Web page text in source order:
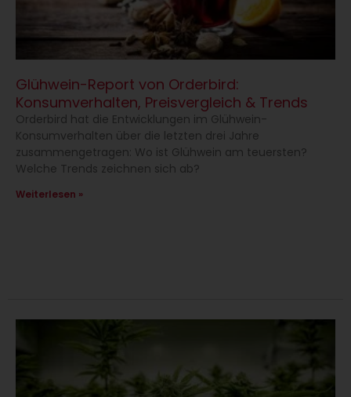
Glühwein-Report von Orderbird:
Konsumverhalten, Preisvergleich & Trends
Orderbird hat die Entwicklungen im Glühwein-
Konsumverhalten über die letzten drei Jahre
zusammengetragen: Wo ist Glühwein am teuersten?
Welche Trends zeichnen sich ab?
Weiterlesen »